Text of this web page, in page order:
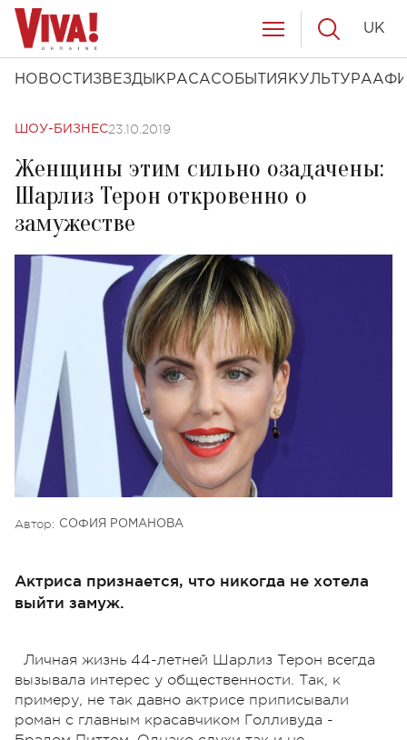
НОВОСТИ ЗВЕЗДЫ КРАСАСОБЫТИЯ КУЛЬТУРА
UK
ШОУ-БИЗНЕС23.10.2019
Женщины этим сильно озадачены:
Шарлиз Терон откровенно о
замужестве
Автор: СОФИЯ РОМАНОВА
Актриса признается, что никогда не хотела
выйти замуж.
Личная жизнь 44-летней Шарлиз Терон всегда
вызывала интерес у общественности. Так, к
примеру, не так давно актрисе приписывали
роман с главным красавчиком Голливуда -